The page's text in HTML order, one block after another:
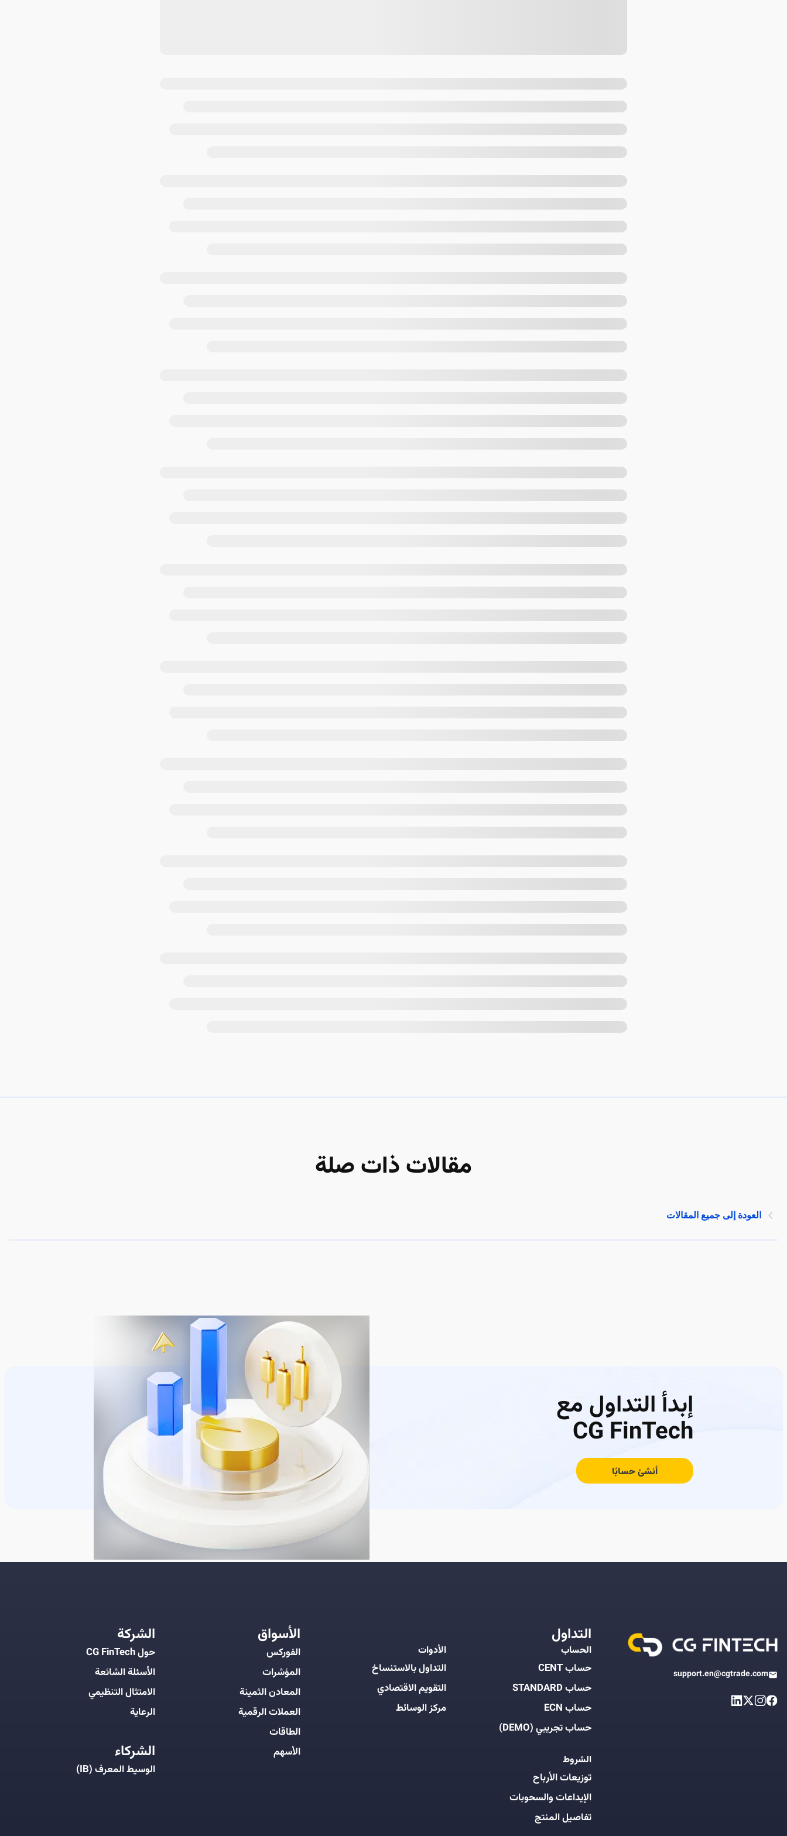
مقالات ذات صلة
العودة إلى جميع المقالات
إبدأ التداول مع
CG FinTech
أنشئ حسابًا
support.en@cgtrade.com
التداول
الحساب
حساب CENT
حساب STANDARD
حساب ECN
حساب تجريبي (DEMO)
الشروط
توزيعات الأرباح
الإيداعات والسحوبات
تفاصيل المنتج
الأدوات
التداول بالاستنساخ
التقويم الاقتصادي
مركز الوسائط
الأسواق
الفوركس
المؤشرات
المعادن الثمينة
العملات الرقمية
الطاقات
الأسهم
الشركة
حول CG FinTech
الأسئلة الشائعة
الامتثال التنظيمي
الرعاية
الشركاء
الوسيط المعرف (IB)